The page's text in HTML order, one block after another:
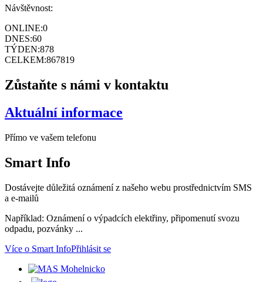
Návštěvnost:
ONLINE:0
DNES:60
TÝDEN:878
CELKEM:867819
Zůstaňte s námi v kontaktu
Aktuální informace
Přímo ve vašem telefonu
Smart Info
Dostávejte důležitá oznámení z našeho webu prostřednictvím SMS
a e-mailů
Například: Oznámení o výpadcích elektřiny, připomenutí svozu
odpadu, pozvánky ...
Více o Smart InfoPřihlásit se